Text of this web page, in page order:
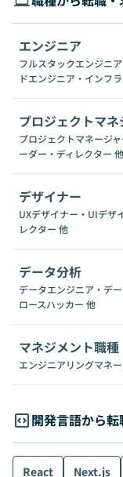
エンジニア
フルスタックエンジニ
ドエンジニア・インフ
プロジェクトマネ
プロジェクトマネージ
ーダー・ディレクター 他
デザイナー
UXデザイナー・UIデザ
レクター 他
データ分析
データエンジニア・デ
ロースハッカー 他
マネジメント職種
エンジニアリングマネ
開発言語から
React Next.js